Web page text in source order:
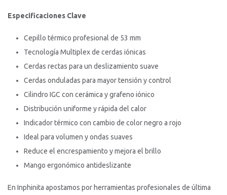
Especificaciones Clave
Cepillo térmico profesional de 53 mm
Tecnología Multiplex de cerdas iónicas
Cerdas rectas para un deslizamiento suave
Cerdas onduladas para mayor tensión y control
Cilindro IGC con cerámica y grafeno iónico
Distribución uniforme y rápida del calor
Indicador térmico con cambio de color negro a rojo
Ideal para volumen y ondas suaves
Reduce el encrespamiento y mejora el brillo
Mango ergonómico antideslizante
En Inphinita apostamos por herramientas profesionales de última